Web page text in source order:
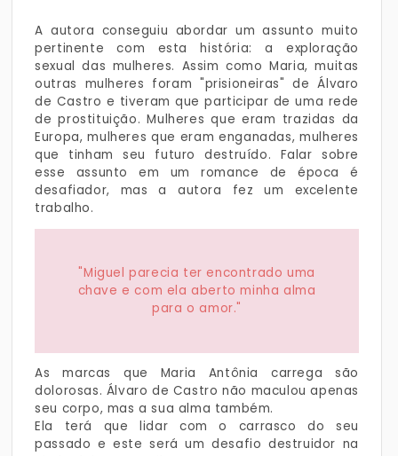
A autora conseguiu abordar um assunto muito
pertinente com esta história: a exploração
sexual das mulheres. Assim como Maria, muitas
outras mulheres foram "prisioneiras" de Álvaro
de Castro e tiveram que participar de uma rede
de prostituição. Mulheres que eram trazidas da
Europa, mulheres que eram enganadas, mulheres
que tinham seu futuro destruído. Falar sobre
esse assunto em um romance de época é
desafiador, mas a autora fez um excelente
trabalho.
"Miguel parecia ter encontrado uma
chave e com ela aberto minha alma
para o amor."
As marcas que Maria Antônia carrega são
dolorosas. Álvaro de Castro não maculou apenas
seu corpo, mas a sua alma também.
Ela terá que lidar com o carrasco do seu
passado e este será um desafio destruidor na